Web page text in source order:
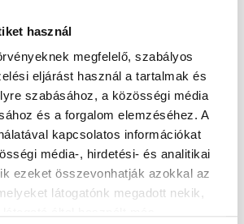
használ
megfelelő, szabályos
eljárást használ a tartalmak és
szabásához, a közösségi média
és a forgalom elemzéséhez. A
kapcsolatos információkat
média-, hirdetési- és analitikai
ezeket összevonhatják azokkal az
látogatónk megadott nekik,